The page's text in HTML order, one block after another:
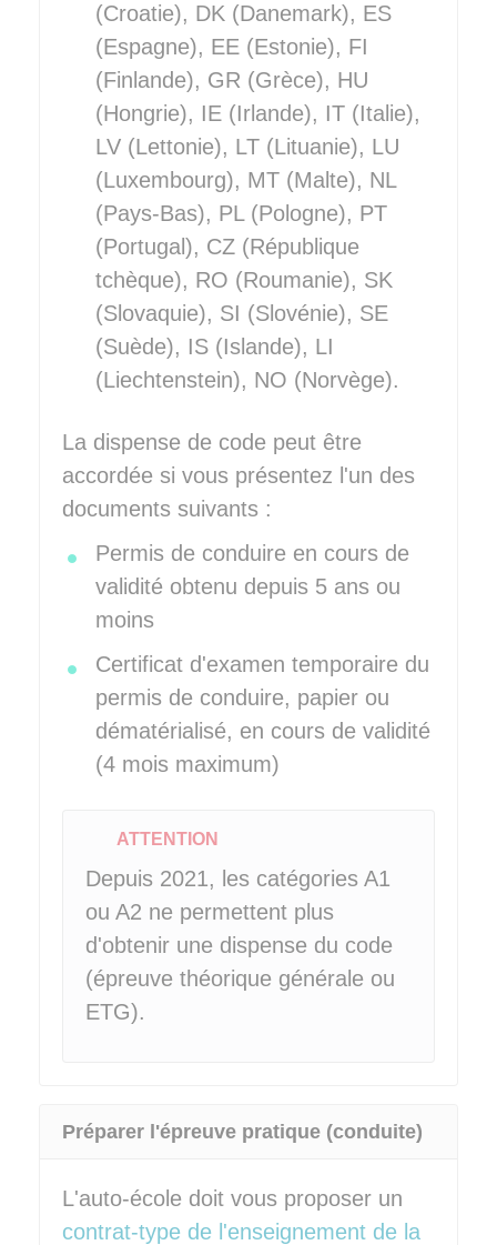
(Croatie), DK (Danemark), ES
(Espagne), EE (Estonie), FI
(Finlande), GR (Grèce), HU
(Hongrie), IE (Irlande), IT (Italie),
LV (Lettonie), LT (Lituanie), LU
(Luxembourg), MT (Malte), NL
(Pays-Bas), PL (Pologne), PT
(Portugal), CZ (République
tchèque), RO (Roumanie), SK
(Slovaquie), SI (Slovénie), SE
(Suède), IS (Islande), LI
(Liechtenstein), NO (Norvège).
La dispense de code peut être
accordée si vous présentez l'un des
documents suivants :
Permis de conduire en cours de
validité obtenu depuis 5 ans ou
moins
Certificat d'examen temporaire du
permis de conduire, papier ou
dématérialisé, en cours de validité
(4 mois maximum)
ATTENTION
Depuis 2021, les catégories A1
ou A2 ne permettent plus
d'obtenir une dispense du code
(épreuve théorique générale ou
ETG).
Préparer l'épreuve pratique (conduite)
L'auto-école doit vous proposer un
contrat-type de l'enseignement de la